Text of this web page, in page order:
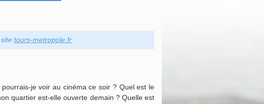
sitetours-metropole.fr
je voir au cinéma ce soir ? Quel est le
quartier est-elle ouverte demain ? Quelle est